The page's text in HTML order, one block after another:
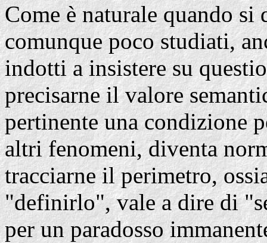
Come è naturale quando
comunque poco studiati,
indotti a insistere su
precisarne il valore
pertinente una condizione
altri fenomeni, diventa
tracciarne il perimetro,
"definirlo", vale a dire di
per un paradosso